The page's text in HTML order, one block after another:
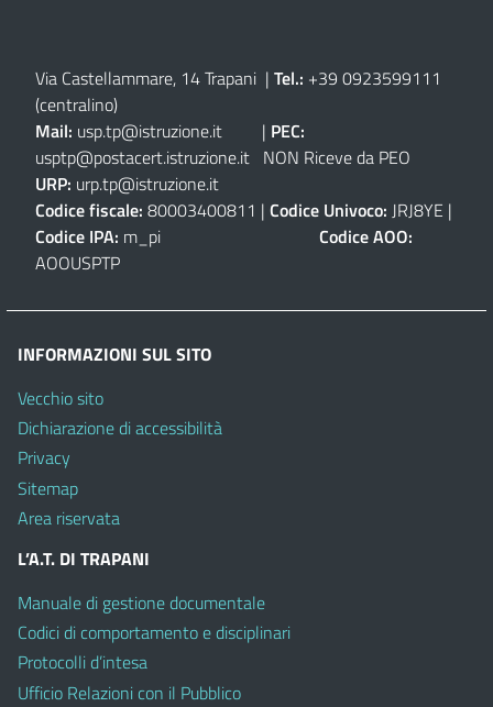
Via Castellammare, 14 Trapani | Tel.: +39 0923599111
(centralino)
Mail: usp.tp@istruzione.it | PEC:
usptp@postacert.istruzione.it NON Riceve da PEO
URP: urp.tp@istruzione.it
Codice fiscale: 80003400811 | Codice Univoco: JRJ8YE |
Codice IPA: m_pi Codice AOO:
AOOUSPTP
INFORMAZIONI SUL SITO
Vecchio sito
Dichiarazione di accessibilità
Privacy
Sitemap
Area riservata
L’A.T. DI TRAPANI
Manuale di gestione documentale
Codici di comportamento e disciplinari
Protocolli d’intesa
Ufficio Relazioni con il Pubblico